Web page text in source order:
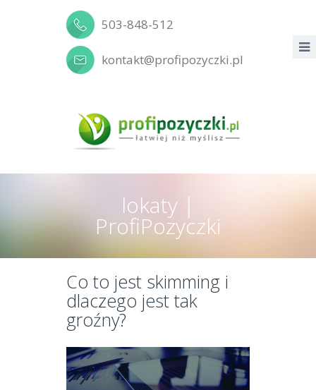
503-848-512
kontakt@profipozyczki.pl
lokaty |
ProfiPozyczki
Co to jest skimming i
dlaczego jest tak
groźny?